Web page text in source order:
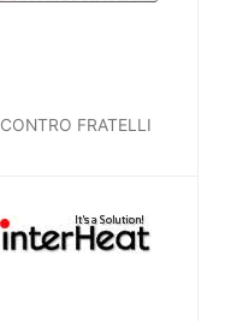
CONTRO FRATELLI